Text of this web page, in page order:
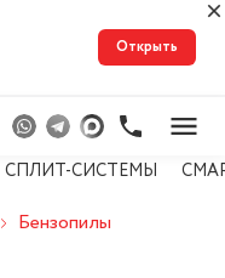
Открыть
СПЛИТ-СИСТЕМЫ
Бензопилы